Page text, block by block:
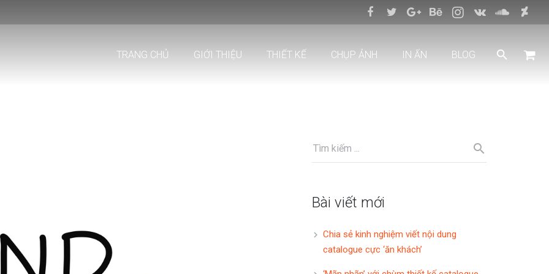
TRANG CHỦ GIỚI THIỆU THIẾT KẾ CHỤP ẢNH IN ẤN BLOG
Bài viết mới
Chia sẻ kinh nghiệm viết nội dung
catalogue cực ‘ăn khách’